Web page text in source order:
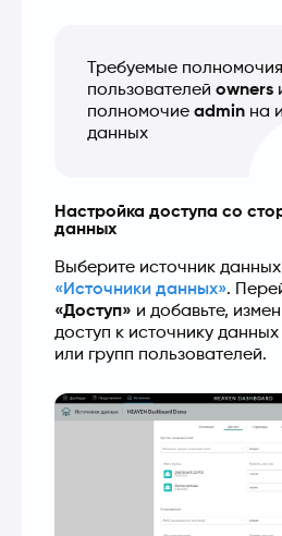
Требуемые
пользователей owners
полномочие admin на
данных
Настройка доступа со
данных
«Источники данных»
«Доступ» и добавьте,
доступ к источнику
или групп пользователей.